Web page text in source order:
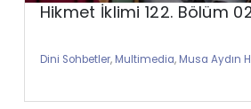
Hikmet İklimi 122. Bölüm
Dini Sohbetler, Multimedia, Musa Aydın